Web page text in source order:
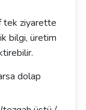
tek ziyarette
bilgi, üretim
dolap